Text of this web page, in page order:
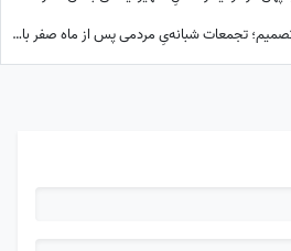
ببینید| جلسات فشرده برای یک تصمیم؛ تجمعات شبانه‌یِ مردمی پس از ماه صفر باز هم ادامه دارد؟